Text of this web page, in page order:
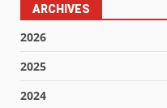
ARCHIVES
2026
2025
2024